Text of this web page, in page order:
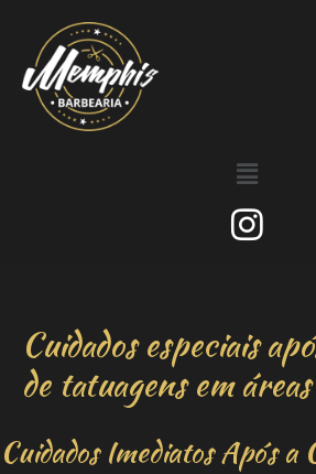
Cuidados especiais
de tatuagens em
Cuidados Imediatos Após a